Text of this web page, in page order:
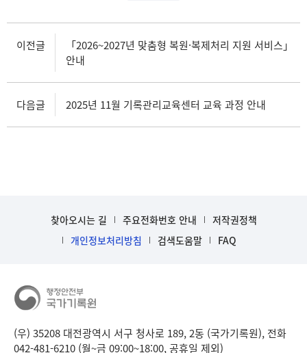
이전글
「2026~2027년 맞춤형 복원·복제처리 지원 서비스」
안내
다음글 2025년 11월 기록관리교육센터 교육 과정 안내
찾아오시는 길 주요전화번호 안내
저작권정책
개인정보처리방침
검색도움말 FAQ
(우) 35208 대전광역시 서구 청사로 189, 2동 (국가기록원), 전화
042-481-6210 (월~금 09:00~18:00, 공휴일 제외)